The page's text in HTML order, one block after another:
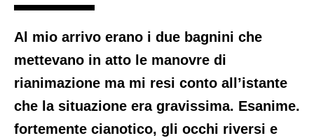
Al mio arrivo erano i due bagnini che
mettevano in atto le manovre di
rianimazione ma mi resi conto all’istante
che la situazione era gravissima. Esanime.
fortemente cianotico, gli occhi riversi e